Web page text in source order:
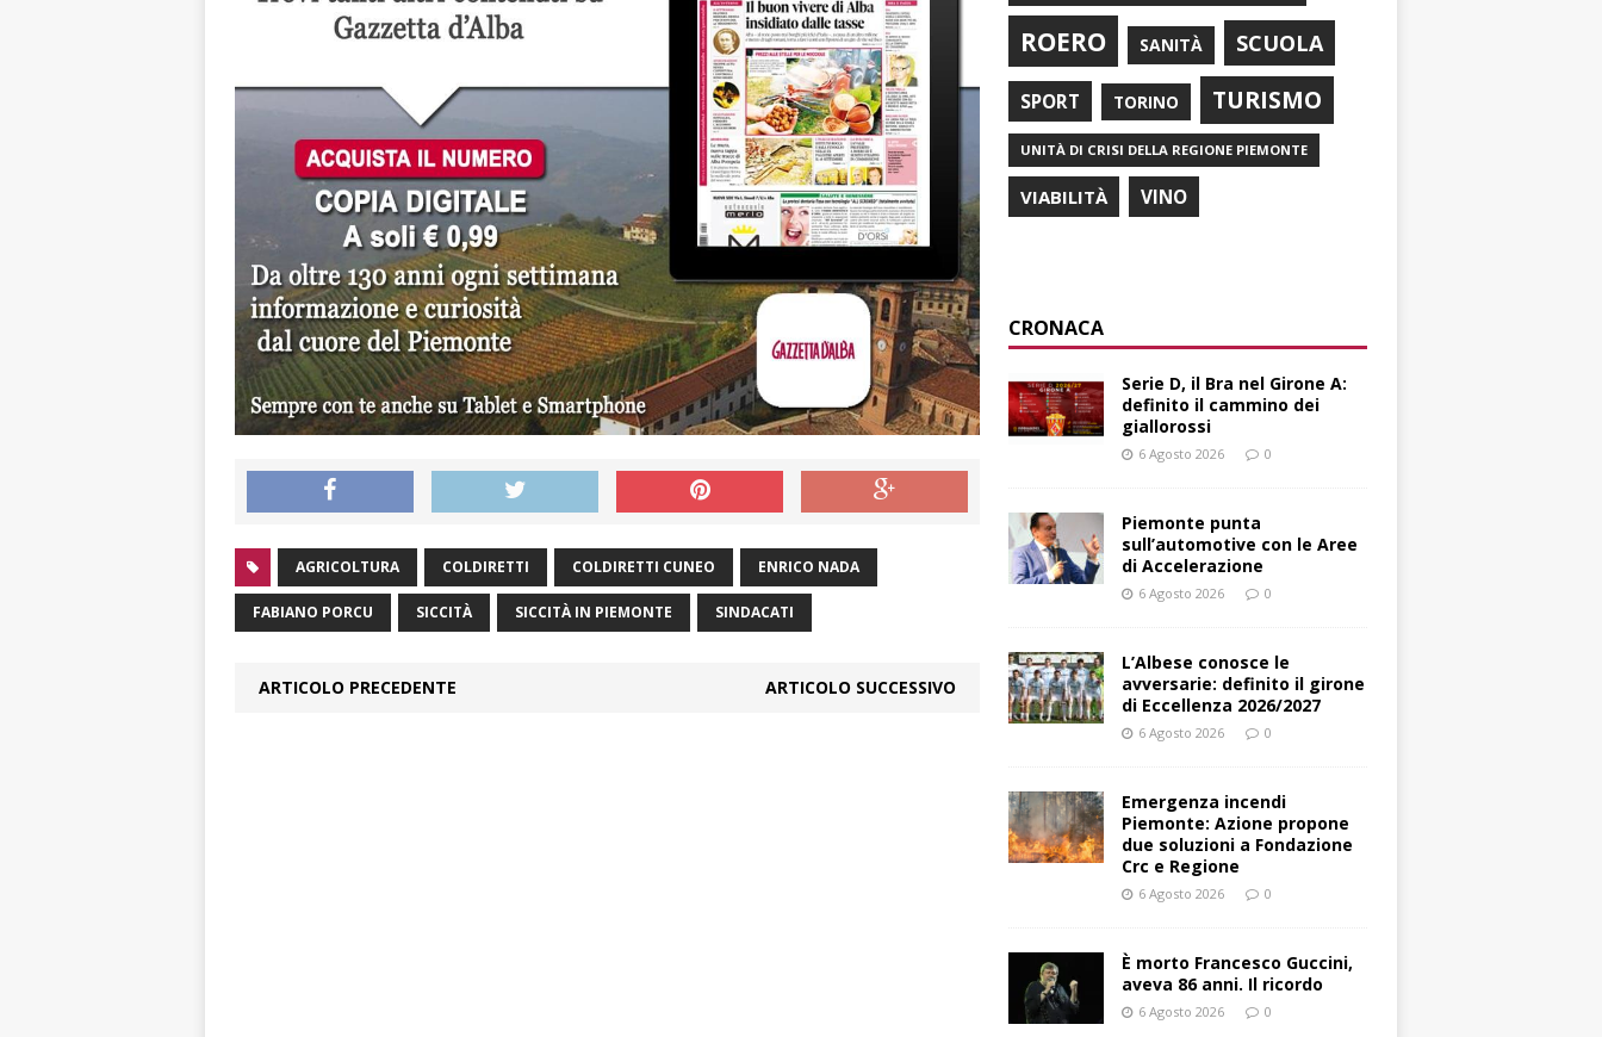
AGRICOLTURA COLDIRETTI COLDIRETTI CUNEO ENRICO NADA
FABIANO PORCU SICCITÀ SICCITÀ IN PIEMONTE SINDACATI
ARTICOLO PRECEDENTE ARTICOLO SUCCESSIVO
ROERO SANITÀ SCUOLA
SPORT TORINO TURISMO
UNITÀ DI CRISI DELLA REGIONE PIEMONTE
VIABILITÀ VINO
CRONACA
Serie D, il Bra nel Girone A:
definito il cammino dei
giallorossi
6 Agosto 2026 0
Piemonte punta
sull’automotive con le Aree
di Accelerazione
6 Agosto 2026 0
L’Albese conosce le
avversarie: definito il girone
di Eccellenza 2026/2027
6 Agosto 2026 0
Emergenza incendi
Piemonte: Azione propone
due soluzioni a Fondazione
Crc e Regione
6 Agosto 2026 0
È morto Francesco Guccini,
aveva 86 anni. Il ricordo
6 Agosto 2026 0